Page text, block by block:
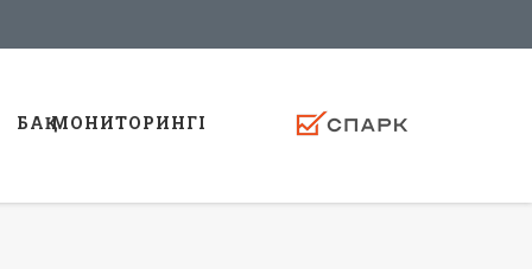
БАҚ МОНИТОРИНГI